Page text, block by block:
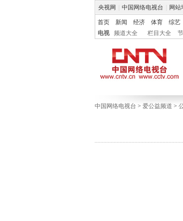
央视网 中国网络电视台 网站
首页 新闻 经济 体育 综艺
电视
频道大全 栏目大全
中国网络电视台 > 爱公益频道 >